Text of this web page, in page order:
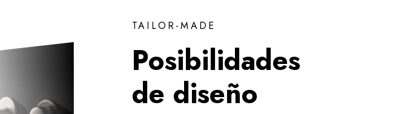
TAILOR-MADE
Posibilidades
de diseño